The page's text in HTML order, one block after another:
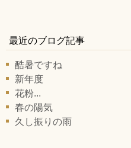
最近のブログ記事
酷暑ですね
新年度
花粉...
春の陽気
久し振りの雨